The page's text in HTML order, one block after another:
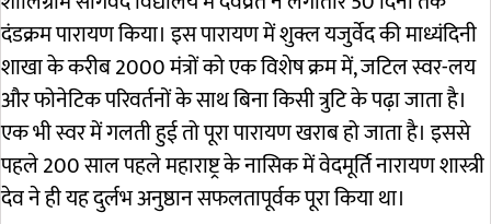
दंडक्रम पारायण किया। इस पारायण में शुक्ल यजुर्वेद की माध्यंदिनी
शाखा के करीब 2000 मंत्रों को एक विशेष क्रम में, जटिल स्वर-लय
और फोनेटिक परिवर्तनों के साथ बिना किसी त्रुटि के पढ़ा जाता है।
एक भी स्वर में गलती हुई तो पूरा पारायण खराब हो जाता है। इससे
पहले 200 साल पहले महाराष्ट्र के नासिक में वेदमूर्ति नारायण शास्त्री
देव ने ही यह दुर्लभ अनुष्ठान सफलतापूर्वक पूरा किया था।